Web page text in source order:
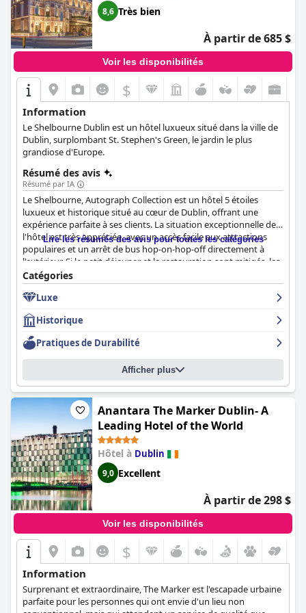
8,6 Très bien
À partir de 685 $
Voir les disponibilités
$
Information
Le Shelbourne Dublin est un hôtel luxueux situé dans la ville de
Dublin, surplombant St. Stephen's Green, le jardin le plus
grandiose d'Europe.
Résumé des avis
Résumé par IA
Le Shelbourne, Autograph Collection est un hôtel 5 étoiles
luxueux et historique situé au cœur de Dublin, offrant une
expérience parfaite à ses clients. La situation exceptionnelle de
l'hôtel est très appréciée, avec un accès facile aux attractions
populaires et un arrêt de bus hop-on-hop-off directement à
l'extérieur. Si le petit déjeuner et la restauration sont mitigés, les
chambres de l'hôtel sont spacieuses, bien équipées et d'une
propreté irréprochable. Le personnel est exceptionnel, amical et
accueillant, offrant un niveau de service exceptionnel et une
attention particulière aux détails. Les normes de propreté de
l'hôtel sont également excellentes, avec un niveau d'hygiène
exceptionnel dans tout l'établissement. Le charme historique et
l'opulence de l'hôtel sont inégalés, offrant aux clients une
véritable expérience 5 étoiles. Malgré quelques problèmes
The Shelbourne, Autograph Collection
recommandé pour sa superbe situation, son ambiance et ses
équipements luxueux.
Lire les résumés des avis pour toutes les catégories
Catégories
Luxe
Historique
Pratiques de Durabilité
Afficher plus
Anantara The Marker Dublin- A
Leading Hotel of the World
Hôtel à Dublin
9,0 Excellent
À partir de 298 $
Voir les disponibilités
$
Information
Surprenant et extraordinaire, The Marker est l'escapade urbaine
parfaite pour les personnes qui ont envie d'un lieu non